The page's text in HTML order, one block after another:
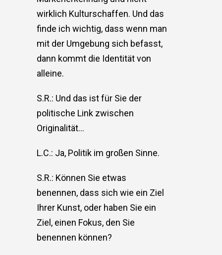
wirklich Kulturschaffen. Und das
finde ich wichtig, dass wenn man
mit der Umgebung sich befasst,
dann kommt die Identität von
alleine.
S.R.: Und das ist für Sie der
politische Link zwischen
Originalität…
L.C.: Ja, Politik im großen Sinne.
S.R.: Können Sie etwas
benennen, dass sich wie ein Ziel
Ihrer Kunst, oder haben Sie ein
Ziel, einen Fokus, den Sie
benennen können?